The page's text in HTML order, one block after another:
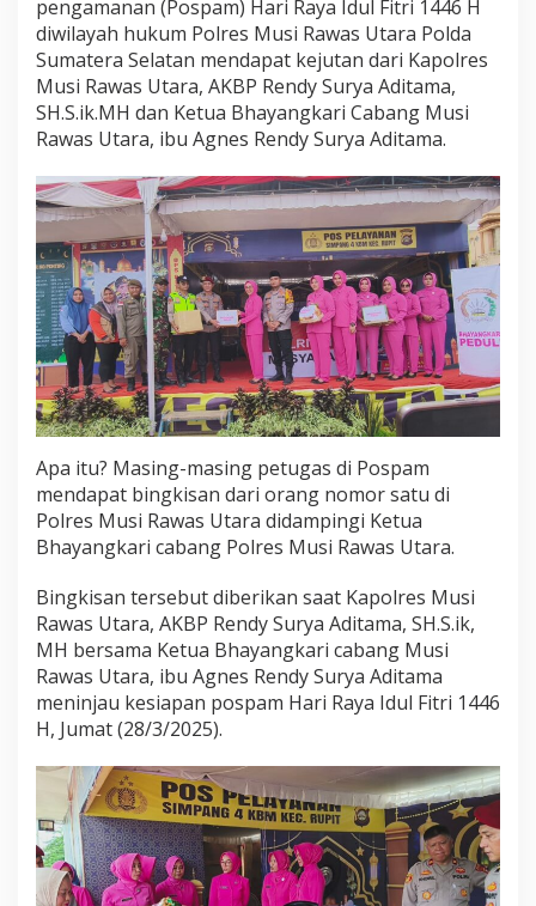
l
r
e
s
M
u
s
R
a
w
a
s
U
t
a
a
D
a
n
I
u
K
e
u
a
B
h
a
y
g
k
a
r
i
C
a
pengamanan (Pospam) Hari Raya Idul Fitri 1446 H
diwilayah hukum Polres Musi Rawas Utara Polda
Sumatera Selatan mendapat kejutan dari Kapolres
Musi Rawas Utara, AKBP Rendy Surya Aditama,
SH.S.ik.MH dan Ketua Bhayangkari Cabang Musi
Rawas Utara, ibu Agnes Rendy Surya Aditama.
Apa itu? Masing-masing petugas di Pospam
mendapat bingkisan dari orang nomor satu di
Polres Musi Rawas Utara didampingi Ketua
Bhayangkari cabang Polres Musi Rawas Utara.
Bingkisan tersebut diberikan saat Kapolres Musi
Rawas Utara, AKBP Rendy Surya Aditama, SH.S.ik,
MH bersama Ketua Bhayangkari cabang Musi
Rawas Utara, ibu Agnes Rendy Surya Aditama
meninjau kesiapan pospam Hari Raya Idul Fitri 1446
H, Jumat (28/3/2025).